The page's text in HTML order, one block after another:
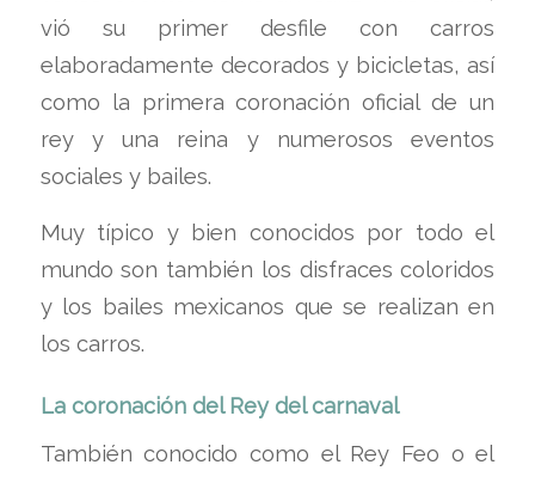
vió su primer desfile con carros
elaboradamente decorados y bicicletas, así
como la primera coronación oficial de un
rey y una reina y numerosos eventos
sociales y bailes.
Muy típico y bien conocidos por todo el
mundo son también los disfraces coloridos
y los bailes mexicanos que se realizan en
los carros.
La coronación del Rey del carnaval
También conocido como el Rey Feo o el